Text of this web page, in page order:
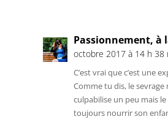
Passionnement, à
octobre 2017 à 14 h 38
C’est vrai que c’est une
Comme tu dis, le sevrage
culpabilise un peu mais
toujours nourrir son